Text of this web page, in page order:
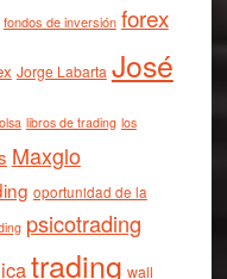
fondos de inversión forex
Jorge Labarta José
libros de trading los
Maxglo
oportunidad de la
psicotrading
trading wall